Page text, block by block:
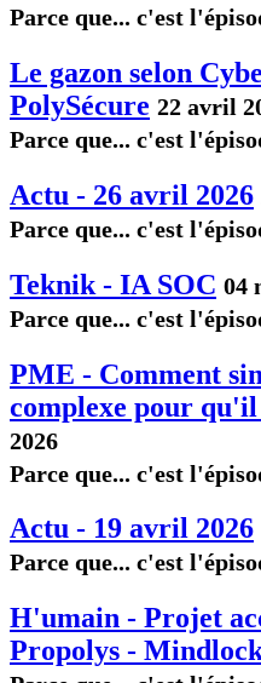
Parce que... c'est
Le gazon selon
PolySécure 22 avril
Parce que... c'est
Actu - 26 avril 2026
Parce que... c'est
Teknik - IA SOC 04
Parce que... c'est
PME - Comment
complexe pour
2026
Parce que... c'est
Actu - 19 avril 2026
Parce que... c'est
H'umain - Projet
Propolys -